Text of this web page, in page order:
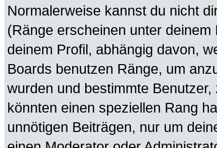
Normalerweise kannst du nicht
(Ränge erscheinen unter
deinem Profil, abhängig davon,
Boards benutzen Ränge, um
wurden und bestimmte
könnten einen speziellen Rang
unnötigen Beiträgen, nur um